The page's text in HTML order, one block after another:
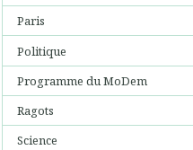
Paris
Politique
Programme du MoDem
Ragots
Science